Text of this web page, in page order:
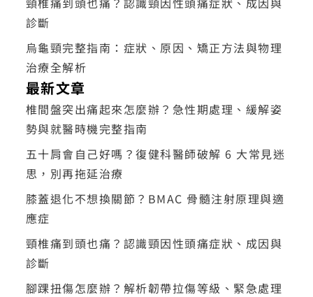
診斷
烏龜頸完整指南：症狀、原因、矯正方法與物理
治療全解析
最新文章
椎間盤突出痛起來怎麼辦？急性期處理、緩解姿
勢與就醫時機完整指南
五十肩會自己好嗎？復健科醫師破解 6 大常見迷
思，別再拖延治療
膝蓋退化不想換關節？BMAC 骨髓注射原理與適
應症
頸椎痛到頭也痛？認識頸因性頭痛症狀、成因與
診斷
腳踝扭傷怎麼辦？解析韌帶拉傷等級、緊急處理